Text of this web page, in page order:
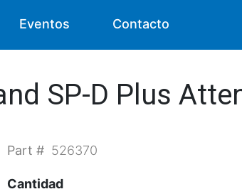
Eventos Contacto
SP-D Plus
Part # 526370
Cantidad